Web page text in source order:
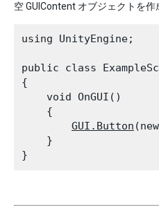
空 GUIContent オブジェクトを作
using UnityEngine;
public class
{
    void OnGUI()
    {
GUI.Button (new
    }